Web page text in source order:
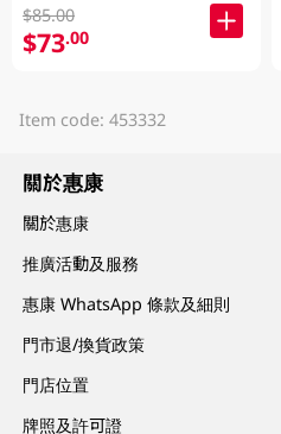
$85.00
$73.00
Item code: 453332
關於惠康
關於惠康
推廣活動及服務
惠康 WhatsApp 條款及細則
門市退/換貨政策
門店位置
牌照及許可證